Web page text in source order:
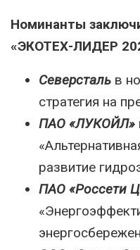
Номинанты
«ЭКОТЕХ-ЛИДЕР
Северсталь в
стратегия на
ПАО «ЛУКОЙЛ»
развитие
ПАО «Россети